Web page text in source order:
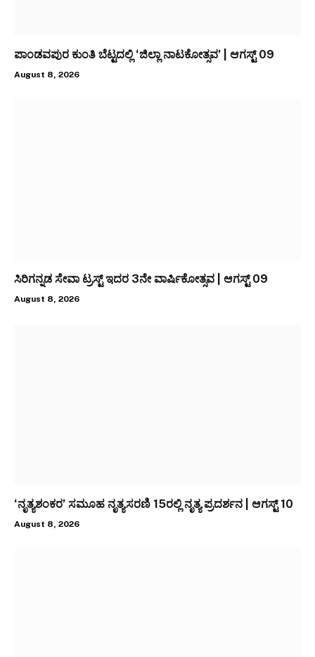
ಪಾಂಡವಪುರ ಕುಂತಿ ಬೆಟ್ಟದಲ್ಲಿ ‘ಜಿಲ್ಲಾ ನಾಟಕೋತ್ಸವ’ | ಆಗಸ್ಟ್ 09
August 8, 2026
ಸಿರಿಗನ್ನಡ ಸೇವಾ ಟ್ರಸ್ಟ್ ಇದರ 3ನೇ ವಾರ್ಷಿಕೋತ್ಸವ | ಆಗಸ್ಟ್ 09
August 8, 2026
‘ನೃತ್ಯಶಂಕರ’ ಸಮೂಹ ನೃತ್ಯಸರಣಿ 15ರಲ್ಲಿ ನೃತ್ಯ ಪ್ರದರ್ಶನ | ಆಗಸ್ಟ್ 10
August 8, 2026